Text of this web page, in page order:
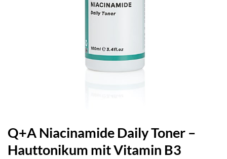
Q+A Niacinamide Daily Toner –
Hauttonikum mit Vitamin B3